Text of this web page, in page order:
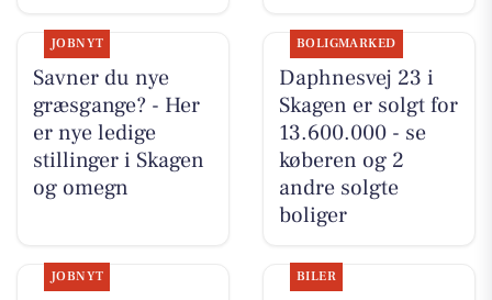
JOBNYT
Savner du nye
græsgange? - Her
er nye ledige
stillinger i Skagen
og omegn
BOLIGMARKED
Daphnesvej 23 i
Skagen er solgt for
13.600.000 - se
køberen og 2
andre solgte
boliger
JOBNYT BILER